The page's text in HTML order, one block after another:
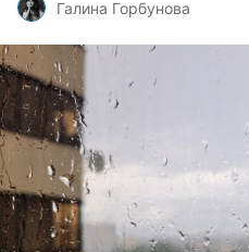
Галина Горбунова